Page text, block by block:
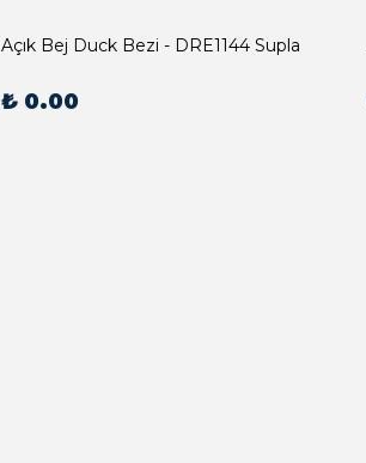
Açık Bej Duck Bezi - DRE1144 Supla
₺ 0.00